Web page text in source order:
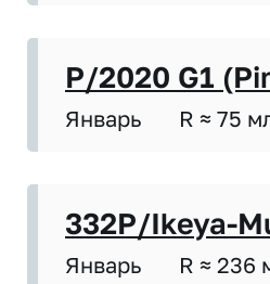
P/2020 G1
Январь R ≈ 75
332P/Ikeya-
Январь R ≈ 236